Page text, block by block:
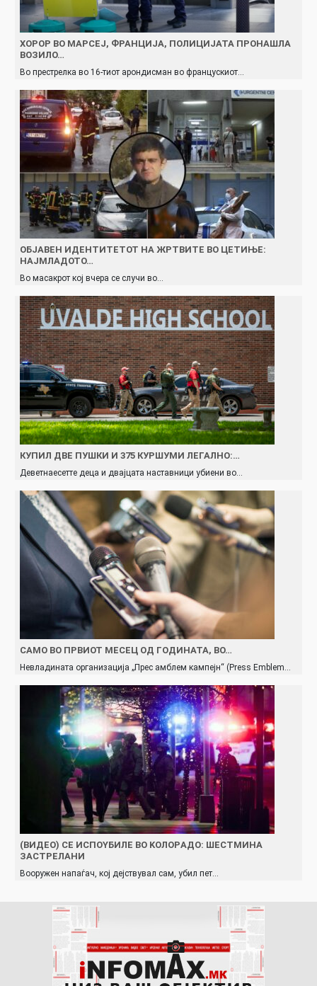
ХОРОР ВО МАРСЕЈ, ФРАНЦИЈА, ПОЛИЦИЈАТА ПРОНАШЛА
ВОЗИЛО…
Во престрелка во 16-тиот арондисман во францускиот…
ОБЈАВЕН ИДЕНТИТЕТОТ НА ЖРТВИТЕ ВО ЦЕТИЊЕ:
НАЈМЛАДОТО…
Во масакрот кој вчера се случи во…
КУПИЛ ДВЕ ПУШКИ И 375 КУРШУМИ ЛЕГАЛНО:…
Деветнаесетте деца и двајцата наставници убиени во…
САМО ВО ПРВИОТ МЕСЕЦ ОД ГОДИНАТА, ВО…
Невладината организација „Прес амблем кампејн“ (Press Emblem…
(ВИДЕО) СE ИCПOYБИЛE ВO KOЛOРAДO: ШEСТМИНA
ЗACТРEЛAНИ
Вооружен напаѓач, кој дејствувал сам, убил пет…